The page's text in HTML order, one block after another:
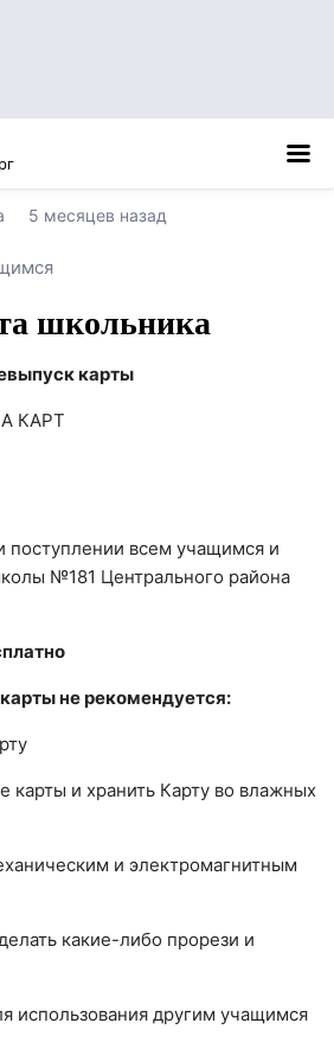
5 месяцев назад
школьника
карты
КАРТ
поступлении всем учащимся и
№181 Центрального района
не рекомендуется:
карты и хранить Карту во влажных
и электромагнитным
какие-либо прорези и
использования другим учащимся